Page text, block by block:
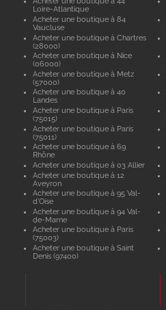
Loire-Atlantique
Acheter une boutique à 84
Vaucluse
Acheter une boutique à Chartres
(28000)
Acheter une boutique à Nice
(06000)
Acheter une boutique à Metz
(57000)
Acheter une boutique à 40
Landes
Acheter une boutique à Paris
(75015)
Acheter une boutique à Paris
(75011)
Acheter une boutique à 69
Rhône
Acheter une boutique à 03 Allier
Acheter une boutique à 12
Aveyron
Acheter une boutique à 95 Val-
d'Oise
Acheter une boutique à 94 Val-
de-Marne
Acheter une boutique à Paris
(75003)
Acheter une boutique à Saint
Denis (97400)